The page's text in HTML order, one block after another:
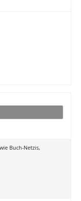
Buch-Netzis,